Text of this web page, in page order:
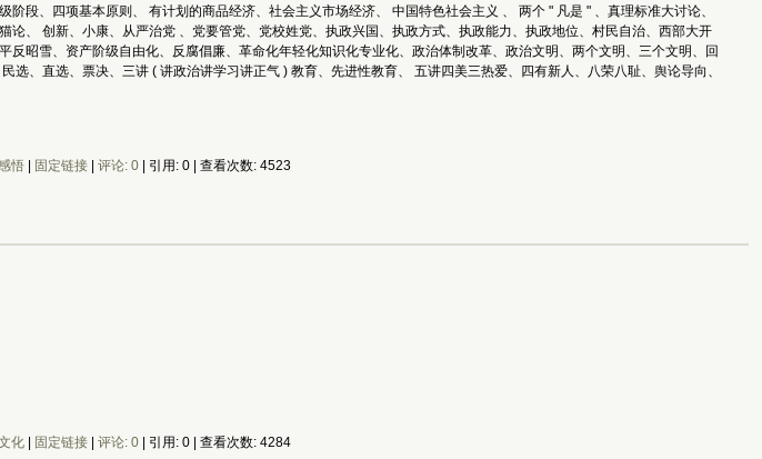
段、四项基本原则、 有计划的商品经济、社会主义市场经济、 中国特色社会主义 、 两个 " 凡是 " 、真理标准大讨论、
、 创新、小康、从严治党 、党要管党、党校姓党、执政兴国、执政方式、执政能力、执政地位、村民自治、西部大开
昭雪、资产阶级自由化、反腐倡廉、革命化年轻化知识化专业化、政治体制改革、政治文明、两个文明、三个文明、回
、直选、票决、三讲 ( 讲政治讲学习讲正气 ) 教育、先进性教育、 五讲四美三热爱、四有新人、八荣八耻、舆论导向、
悟| 固定链接| 评论: 0| 引用: 0 | 查看次数: 4523
化| 固定链接| 评论: 0| 引用: 0 | 查看次数: 4284